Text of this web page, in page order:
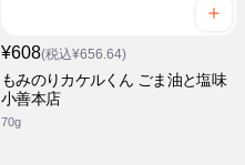
¥608(税込¥656.64)
もみのりカケルくん ごま油と塩味
小善本店
70g